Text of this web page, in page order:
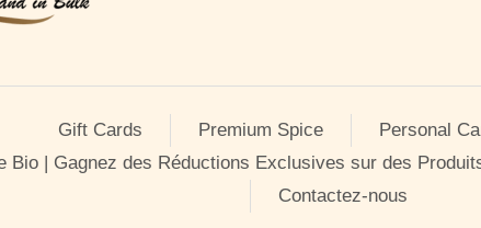
Gift Cards Premium Spice Personal
Bio | Gagnez des Réductions Exclusives sur des
Contactez-nous